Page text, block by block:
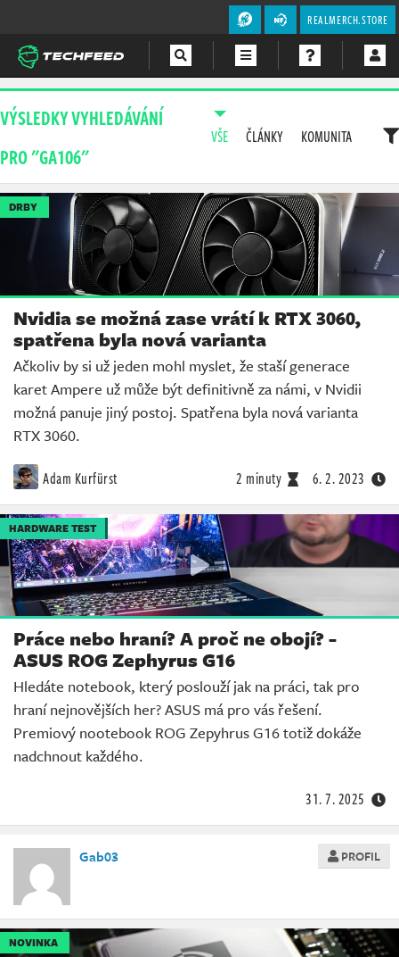
REALMERCH.STORE
Magazín
Videa
Soutěže
VÝSLEDKY VYHLEDÁVÁNÍ
PRO "GA106"
VŠE ČLÁNKY KOMUNITA
DRBY
Nvidia se možná zase vrátí k RTX 3060,
spatřena byla nová varianta
Ačkoliv by si už jeden mohl myslet, že staší generace
karet Ampere už může být definitivně za námi, v Nvidii
možná panuje jiný postoj. Spatřena byla nová varianta
RTX 3060.
Adam Kurfürst 2 minuty 6. 2. 2023
HARDWARE TEST
Práce nebo hraní? A proč ne obojí? -
ASUS ROG Zephyrus G16
Hledáte notebook, který poslouží jak na práci, tak pro
hraní nejnovějších her? ASUS má pro vás řešení.
Premiový nootebook ROG Zepyhrus G16 totiž dokáže
nadchnout každého.
31. 7. 2025
Gab03 PROFIL
NOVINKA